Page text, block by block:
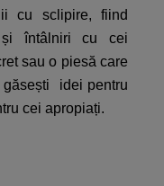
cu sclipire, fiind
și întâlniri cu cei
sau o piesă care
găsești idei pentru
cei apropiați.​